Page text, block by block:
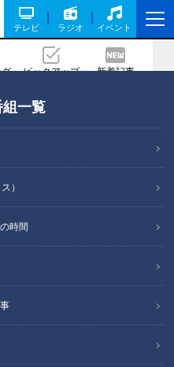
テレビ ラジオ イベント
ピックアップ 新着記事
組一覧
）
時間
○○○！ 人気プロ
く 陶器の街『愛知
戻る